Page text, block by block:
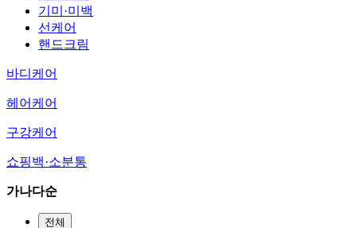
기미·미백
선케어
핸드크림
바디케어
헤어케어
구강케어
쇼핑백·소분통
가나다순
전체